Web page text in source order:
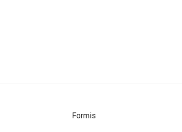
Formis